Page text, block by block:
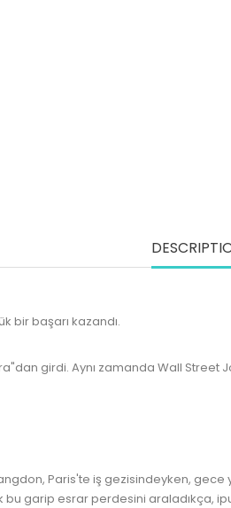
bir başarı kazandı.
girdi. Aynı zamanda Wall
Paris'te iş gezisindeyken, gece
garip esrar perdesini araladıkça,